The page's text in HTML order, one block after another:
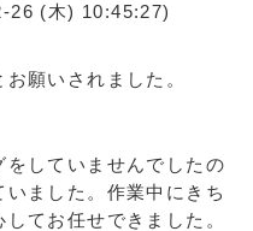
26 (木) 10:45:27)
願いされました。
していませんでしたの
ました。作業中にきち
てお任せできました。